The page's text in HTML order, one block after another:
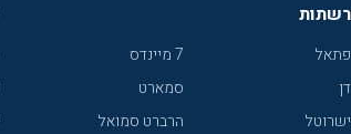
רשתות
פתאל
דן
ישרוטל
7 מיינדס
סמארט
הרברט סמואל